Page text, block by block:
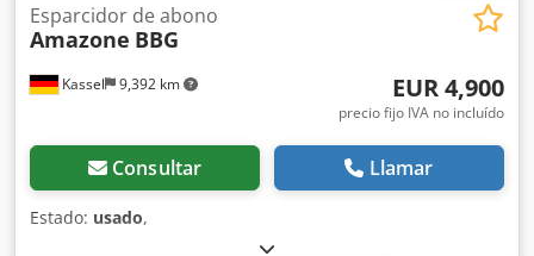
Kassel 9,392 km
Esparcidor de abono
Amazone BBG
EUR 4,900
precio fijo IVA no incluído
Consultar Llamar
Estado: usado,